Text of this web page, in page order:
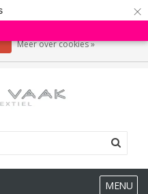
×
MENU
te verbeteren. Is dat akkoord?
Meer over cookies »